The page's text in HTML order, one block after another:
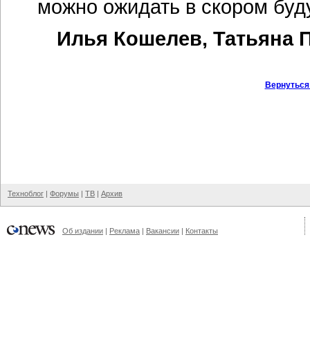
можно ожидать в скором
Илья Кошелев, Татьяна
Техноблог | Форумы | ТВ | Архив
Об издании | Реклама | Вакансии | Контакты